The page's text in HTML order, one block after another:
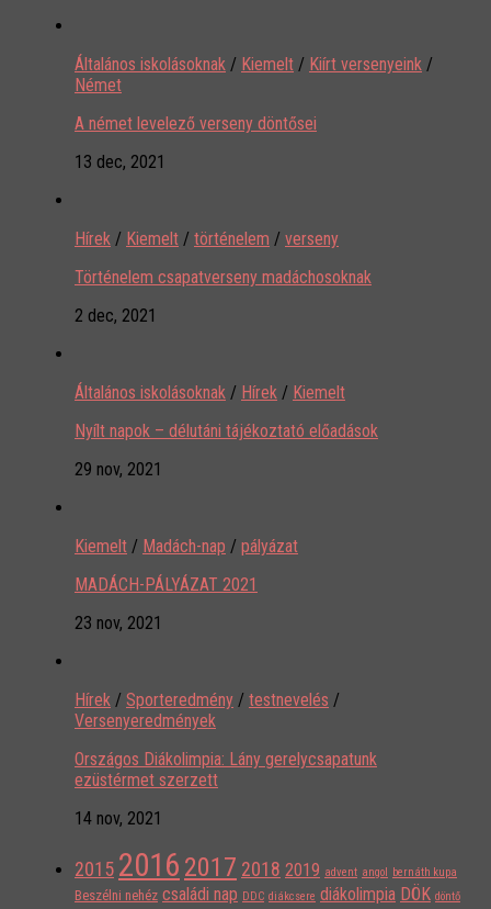
Általános iskolásoknak / Kiemelt / Kiírt versenyeink /
Német
A német levelező verseny döntősei
13 dec, 2021
Hírek / Kiemelt / történelem / verseny
Történelem csapatverseny madáchosoknak
2 dec, 2021
Általános iskolásoknak / Hírek / Kiemelt
Nyílt napok – délutáni tájékoztató előadások
29 nov, 2021
Kiemelt / Madách-nap / pályázat
MADÁCH-PÁLYÁZAT 2021
23 nov, 2021
Hírek / Sporteredmény / testnevelés /
Versenyeredmények
Országos Diákolimpia: Lány gerelycsapatunk
ezüstérmet szerzett
14 nov, 2021
2015 2016 2017 2018 2019 advent angol bernáth kupa
Beszélni nehéz családi nap DDC diákcsere diákolimpia DÖK döntő